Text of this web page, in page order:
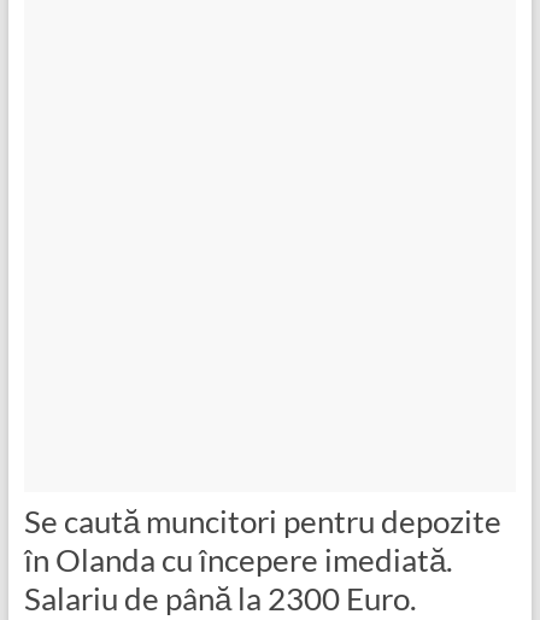
Se caută muncitori pentru depozite
în Olanda cu începere imediată.
Salariu de până la 2300 Euro.